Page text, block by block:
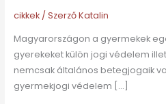
cikkek/ SzerzőKatalin
Magyarországon a gyermekek
gyerekeket külön jogi védelem
nemcsak általános betegjogaik
gyermekjogi védelem […]